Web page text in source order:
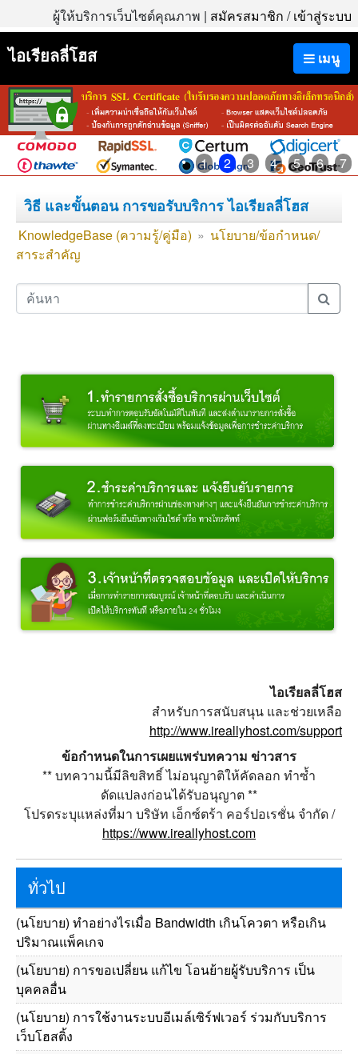
ผู้ให้บริการเว็บไซต์คุณภาพ | สมัครสมาชิก /เข้าสู่ระบบ
เมนู
ไอเรียลลี่โฮส
1 2 3 4 5 6 7
วิธี และขั้นตอน การขอรับบริการ ไอเรียลลี่โฮส
KnowledgeBase (ความรู้/คู่มือ) » นโยบาย/ข้อกำหนด/
สาระสำคัญ
ไอเรียลลี่โฮส
สำหรับการสนับสนุน และช่วยเหลือ
http://www.ireallyhost.com/support
ข้อกำหนดในการเผยแพร่บทความ ข่าวสาร
** บทความนี้มีลิขสิทธิ์ ไม่อนุญาติให้คัดลอก ทำซ้ำ
ดัดแปลงก่อนได้รับอนุญาต **
โปรดระบุแหล่งที่มา บริษัท เอ็กซ์ตร้า คอร์ปอเรชั่น จำกัด /
https://www.ireallyhost.com
ทั่วไป
(นโยบาย) ทำอย่างไรเมื่อ Bandwidth เกินโควตา หรือเกิน
ปริมาณแพ็คเกจ
(นโยบาย) การขอเปลี่ยน แก้ไข โอนย้ายผู้รับบริการ เป็น
บุคคลอื่น
(นโยบาย) การใช้งานระบบอีเมล์เซิร์ฟเวอร์ ร่วมกับบริการ
เว็บโฮสติ้ง